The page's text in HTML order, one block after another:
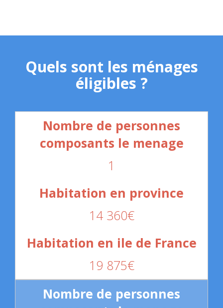
Quels sont les ménages
éligibles ?
1
14 360€
19 875€